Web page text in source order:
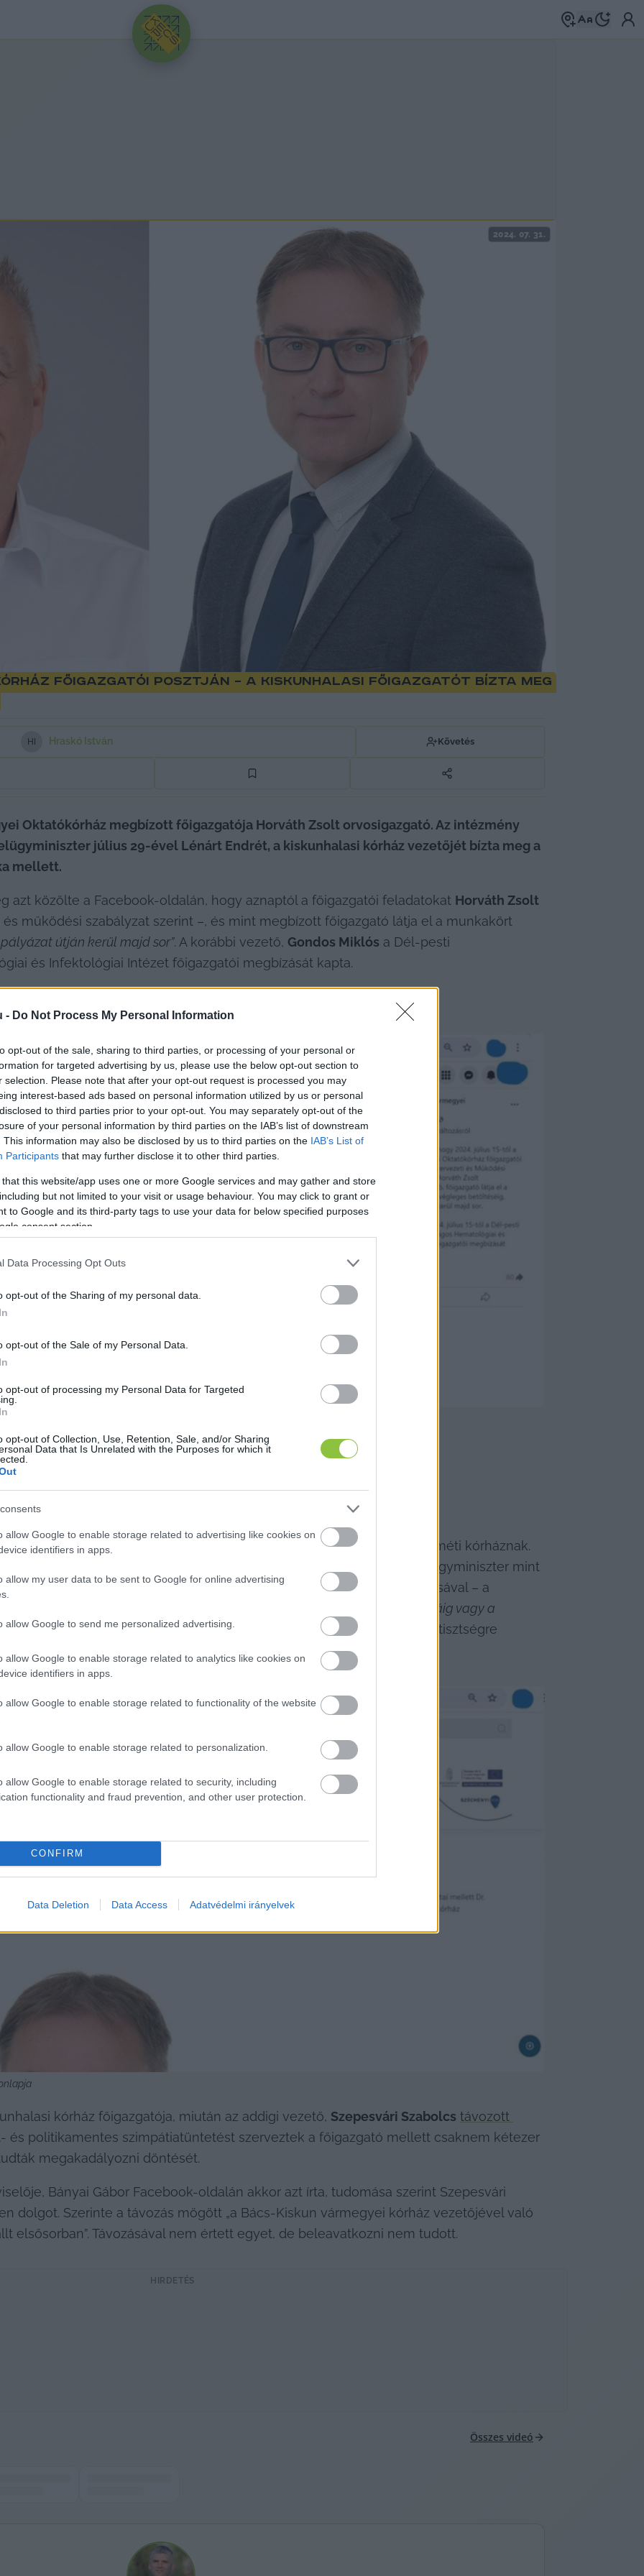
- Do Not Process My Personal Information
opt-out of the sale, sharing to third parties, or processing of your personal or
for targeted advertising by us, please use the below opt-out section to
selection. Please note that after your opt-out request is processed you may
interest-based ads based on personal information utilized by us or personal
to third parties prior to your opt-out. You may separately opt-out of the
of your personal information by third parties on the IAB’s list of downstream
This information may also be disclosed by us to third parties on the IAB’s List of
Participants that may further disclose it to other third parties.
that this website/app uses one or more Google services and may gather and store
but not limited to your visit or usage behaviour. You may click to grant or
to Google and its third-party tags to use your data for below specified purposes
consent section.
Data Processing Opt Outs
opt-out of the Sharing of my personal data.
opt-out of the Sale of my Personal Data.
opt-out of processing my Personal Data for Targeted
opt-out of Collection, Use, Retention, Sale, and/or Sharing
Data that Is Unrelated with the Purposes for which it
allow Google to enable storage related to advertising like cookies on
identifiers in apps.
allow my user data to be sent to Google for online advertising
allow Google to send me personalized advertising.
allow Google to enable storage related to analytics like cookies on
identifiers in apps.
allow Google to enable storage related to functionality of the website
allow Google to enable storage related to personalization.
allow Google to enable storage related to security, including
functionality and fraud prevention, and other user protection.
CONFIRM
Data Deletion Data Access Adatvédelmi irányelvek
HIRDETÉS
2024. 07. 31.
főigazgatói posztján – a kiskunhalasi főigazgatót bízta meg
H Hraskó István Követés
Oktatókórház megbízott főigazgatója Horváth Zsolt orvosigazgató. Az intézmény
július 29-ével Lénárt Endrét, a kiskunhalasi kórház vezetőjét bízta meg a
mellett.
azt közölte a Facebook-oldalán, hogy aznaptól a főigazgatói feladatokat Horváth Zsolt
működési szabályzat szerint –, és mint megbízott főigazgató látja el a munkakört
útján kerül majd sor”. A korábbi vezető, Gondos Miklós a Dél-pesti
és Infektológiai Intézet főigazgatói megbízását kapta.
oldala
arról tájékoztatott bennünket, hogy ismét új főigazgatója van a kecskeméti kórháznak.
valóban találtunk
, hogy július 29-étől Pintér Sándor belügyminiszter mint
Endrét bízta meg a kecskeméti kórház főigazgatói feladatainak ellátásával – a
feladatai mellett,
„a kiírásra kerülő pályázat eredményes lezárásáig vagy a
betöltéséig”. Az álláspályázatok között nem találtunk a főigazgatói tisztségre
kórház főigazgatója, miután az addigi vezető, Szepesvári Szabolcs távozott
és politikamentes szimpátiatüntetést szerveztek a főigazgató mellett csaknem kétezer
megakadályozni döntését.
Bányai Gábor Facebook-oldalán akkor azt írta, tudomása szerint Szepesvári
dolgot. Szerinte a távozás mögött „a Bács-Kiskun vármegyei kórház vezetőjével való
elsősorban”. Távozásával nem értett egyet, de beleavatkozni nem tudott.
HIRDETÉS
Összes videó